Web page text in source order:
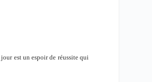
est un espoir de réussite qui